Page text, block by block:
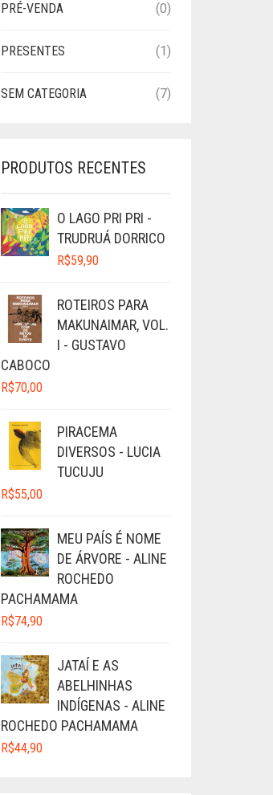
PRÉ-VENDA (0)
PRESENTES (1)
SEM CATEGORIA (7)
PRODUTOS RECENTES
O LAGO PRI PRI -
TRUDRUÁ DORRICO
R$59,90
ROTEIROS PARA
MAKUNAIMAR, VOL.
I - GUSTAVO
CABOCO
R$70,00
PIRACEMA
DIVERSOS - LUCIA
TUCUJU
R$55,00
MEU PAÍS É NOME
DE ÁRVORE - ALINE
ROCHEDO
PACHAMAMA
R$74,90
JATAÍ E AS
ABELHINHAS
INDÍGENAS - ALINE
ROCHEDO PACHAMAMA
R$44,90